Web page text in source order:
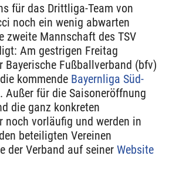
für das Drittliga-Team von
noch ein wenig abwarten
zweite Mannschaft des TSV
Am gestrigen Freitag
Bayerische Fußballverband (bfv)
kommende Bayernliga Süd-
. Außer für die Saisoneröffnung
die ganz konkreten
noch vorläufig und werden in
beteiligten Vereinen
der Verband auf seiner Website